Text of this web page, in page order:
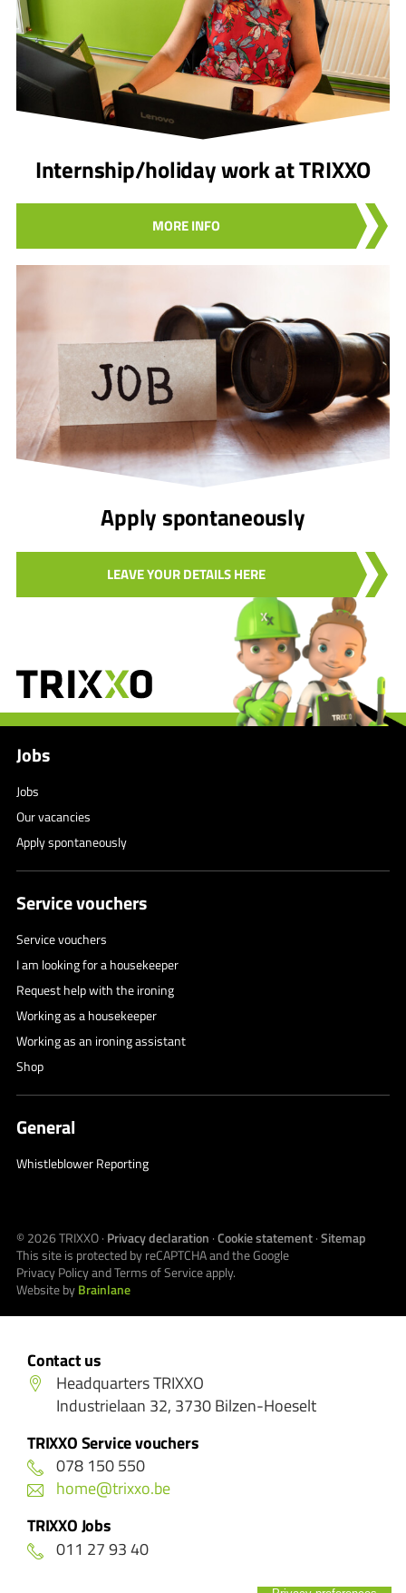
Internship/holiday work at TRIXXO
MORE INFO
Apply spontaneously
LEAVE YOUR DETAILS HERE
Contact us
Headquarters TRIXXO
Industrielaan 32, 3730 Bilzen-Hoeselt
TRIXXO Service vouchers
078 150 550
home@trixxo.be
TRIXXO Jobs
011 27 93 40
Jobs
Jobs
Our vacancies
Apply spontaneously
Service vouchers
Service vouchers
I am looking for a housekeeper
Request help with the ironing
Working as a housekeeper
Working as an ironing assistant
Shop
General
Whistleblower Reporting
© 2026TRIXXO· Privacy declaration ·Cookie statement·Sitemap
This site is protected by reCAPTCHA and the Google
Privacy PolicyandTerms of Serviceapply.
Website byBrainlane